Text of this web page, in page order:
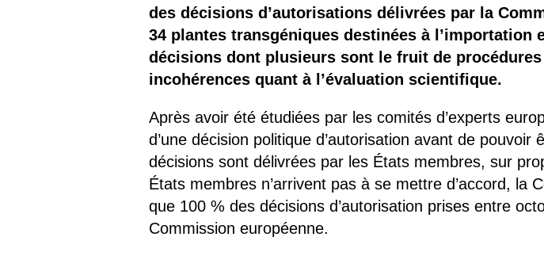
des décisions d’autorisations délivrées par la
34 plantes transgéniques destinées à l’importation
décisions dont plusieurs sont le fruit de
incohérences quant à l’évaluation scientifique.
Après avoir été étudiées par les comités d’experts
d’une décision politique d’autorisation avant de
décisions sont délivrées par les États membres, sur
États membres n’arrivent pas à se mettre d’accord, la
que 100 % des décisions d’autorisation prises entre
Commission européenne.